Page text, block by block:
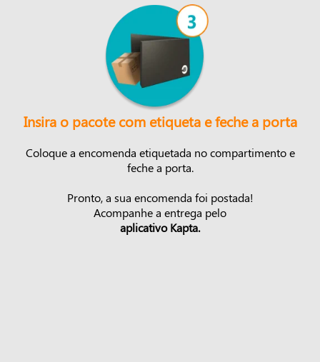
Insira o pacote com etiqueta e feche a porta
Coloque a encomenda etiquetada no compartimento e
feche a porta.
Pronto, a sua encomenda foi postada!
Acompanhe a entrega pelo
aplicativo Kapta.